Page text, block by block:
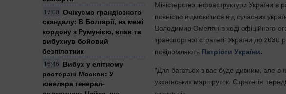
17:00
Очікуємо грандіозного
скандалу: В Болгарії, на межі
кордону з Румунією, впав та
вибухнув бойовий
безпілотник
16:46
Вибух у елітному
ресторані Москви: У
ювеляра генерал-
Міністерство інфраструктури України в
повністю відмовитися від сучасних
Володимир Омелян в ході офіційного
транспортної стратегії України до
повідомляють Патріоти України.
"Для багатьох з вас буде дивним, але в
українських маршруток. Стратегія